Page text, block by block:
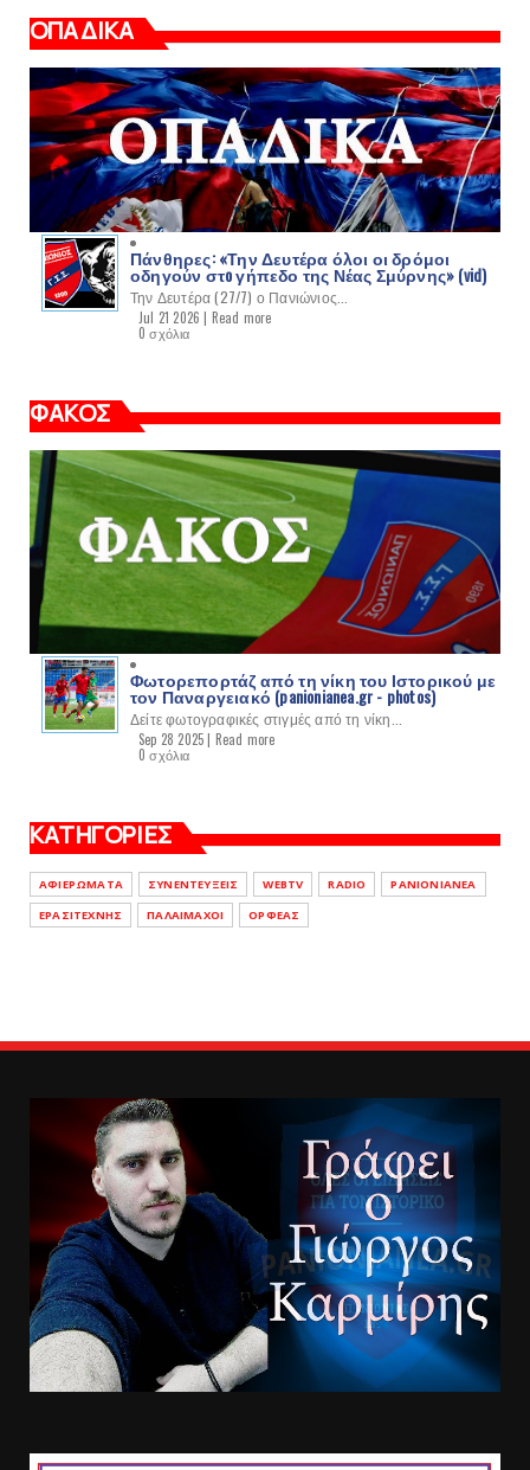
ΟΠΑΔΙΚΑ
Πάνθηρες: «Την Δευτέρα όλοι οι δρόμοι
οδηγούν στo γήπεδο της Νέας Σμύρνης» (vid)
Την Δευτέρα (27/7) ο Πανιώνιος...
Jul 21 2026 | Read more
0 σχόλια
ΦΑΚΟΣ
Φωτορεπορτάζ από τη νίκη του Ιστορικού με
τον Παναργειακό (panionianea.gr - photos)
Δείτε φωτογραφικές στιγμές από τη νίκη...
Sep 28 2025 | Read more
0 σχόλια
ΚΑΤΗΓΟΡΙΕΣ
ΑΦΙΕΡΩΜΑΤΑ ΣΥΝΕΝΤΕΥΞΕΙΣ WEBTV RADIO
PANIONIANEA
ΕΡΑΣΙΤΕΧΝΗΣ
ΠΑΛΑΙΜΑΧΟΙ ΟΡΦΕΑΣ